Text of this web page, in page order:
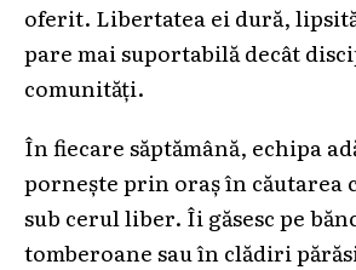
oferit. Libertatea ei dură,
pare mai suportabilă decât
comunități.
În fiecare săptămână, echipa
pornește prin oraș în căutarea
sub cerul liber. Îi găsesc pe
tomberoane sau în clădiri